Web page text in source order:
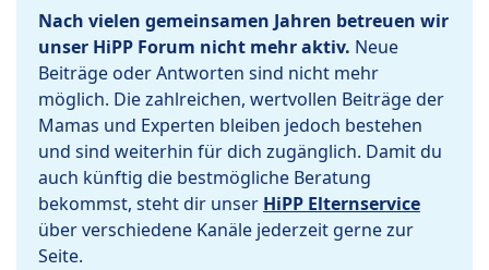
Nach vielen gemeinsamen Jahren betreuen wir
unser HiPP Forum nicht mehr aktiv. Neue
Beiträge oder Antworten sind nicht mehr
möglich. Die zahlreichen, wertvollen Beiträge der
Mamas und Experten bleiben jedoch bestehen
und sind weiterhin für dich zugänglich. Damit du
auch künftig die bestmögliche Beratung
bekommst, steht dir unser HiPP Elternservice
über verschiedene Kanäle jederzeit gerne zur
Seite.